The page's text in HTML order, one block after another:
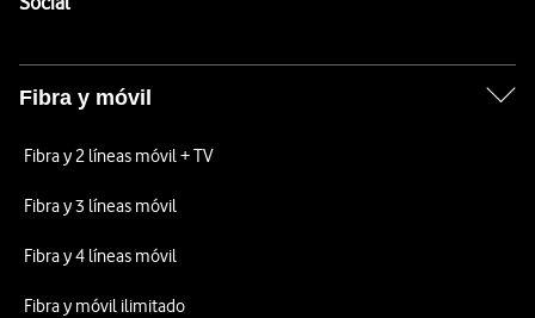
Fibra y móvil
Fibra y 2 líneas móvil + TV
Fibra y 3 líneas móvil
Fibra y 4 líneas móvil
Fibra y móvil ilimitado